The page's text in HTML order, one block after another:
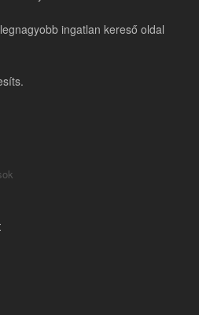
ingatlan kereső oldal